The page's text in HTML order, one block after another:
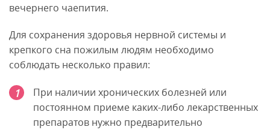
вечернего чаепития.
Для сохранения здоровья нервной системы и
крепкого сна пожилым людям необходимо
соблюдать несколько правил:
При наличии хронических болезней или
постоянном приеме каких-либо лекарственных
препаратов нужно предварительно